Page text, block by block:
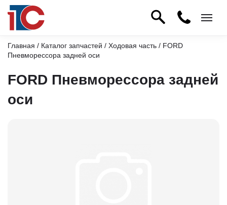
Главная / Каталог запчастей / Ходовая часть / FORD
Пневморессора задней оси
FORD Пневморессора задней
оси